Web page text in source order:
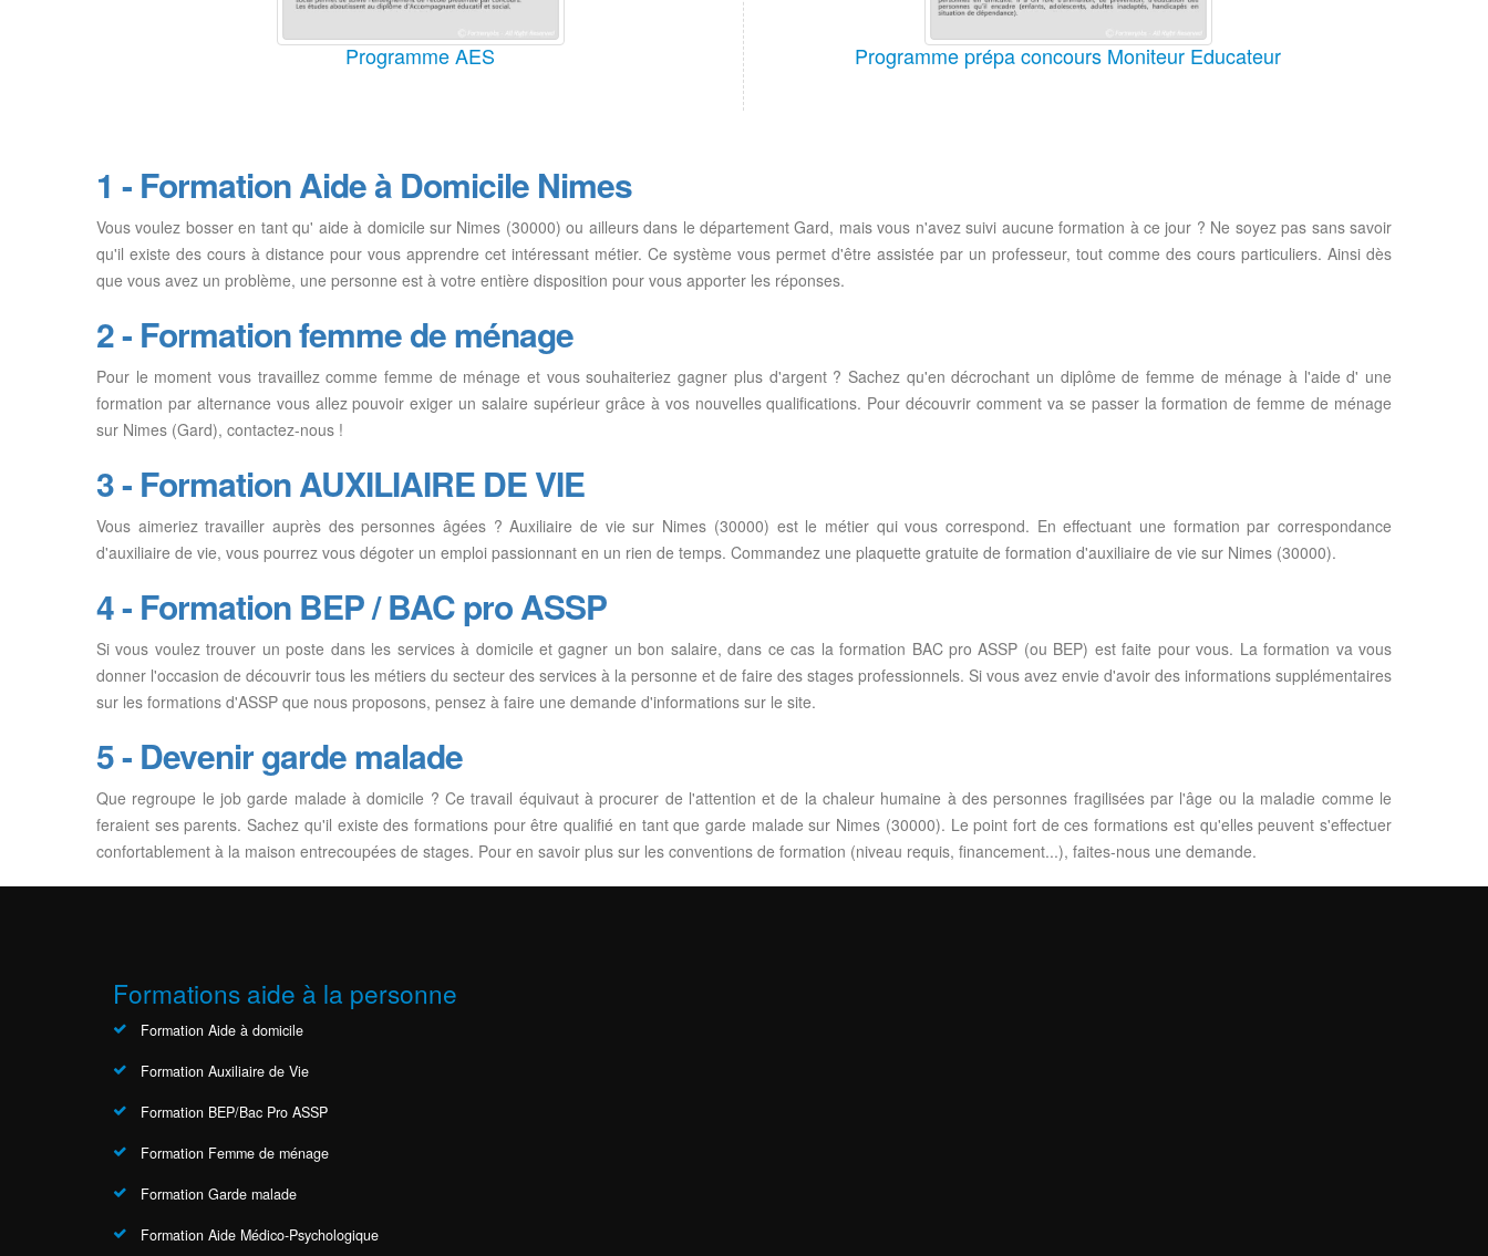
Programme AES Programme prépa concours Moniteur Educateur
1 - Formation Aide à Domicile Nimes
Vous voulez bosser en tant qu' aide à domicile sur Nimes (30000) ou ailleurs dans le département Gard, mais vous n'avez suivi aucune formation à ce jour ? Ne soyez pas sans savoir
qu'il existe des cours à distance pour vous apprendre cet intéressant métier. Ce système vous permet d'être assistée par un professeur, tout comme des cours particuliers. Ainsi dès
que vous avez un problème, une personne est à votre entière disposition pour vous apporter les réponses.
2 - Formation femme de ménage
Pour le moment vous travaillez comme femme de ménage et vous souhaiteriez gagner plus d'argent ? Sachez qu'en décrochant un diplôme de femme de ménage à l'aide d' une
formation par alternance vous allez pouvoir exiger un salaire supérieur grâce à vos nouvelles qualifications. Pour découvrir comment va se passer la formation de femme de ménage
sur Nimes (Gard), contactez-nous !
3 - Formation AUXILIAIRE DE VIE
Vous aimeriez travailler auprès des personnes âgées ? Auxiliaire de vie sur Nimes (30000) est le métier qui vous correspond. En effectuant une formation par correspondance
d'auxiliaire de vie, vous pourrez vous dégoter un emploi passionnant en un rien de temps. Commandez une plaquette gratuite de formation d'auxiliaire de vie sur Nimes (30000).
4 - Formation BEP / BAC pro ASSP
Si vous voulez trouver un poste dans les services à domicile et gagner un bon salaire, dans ce cas la formation BAC pro ASSP (ou BEP) est faite pour vous. La formation va vous
donner l'occasion de découvrir tous les métiers du secteur des services à la personne et de faire des stages professionnels. Si vous avez envie d'avoir des informations supplémentaires
sur les formations d'ASSP que nous proposons, pensez à faire une demande d'informations sur le site.
5 - Devenir garde malade
Que regroupe le job garde malade à domicile ? Ce travail équivaut à procurer de l'attention et de la chaleur humaine à des personnes fragilisées par l'âge ou la maladie comme le
feraient ses parents. Sachez qu'il existe des formations pour être qualifié en tant que garde malade sur Nimes (30000). Le point fort de ces formations est qu'elles peuvent s'effectuer
confortablement à la maison entrecoupées de stages. Pour en savoir plus sur les conventions de formation (niveau requis, financement...), faites-nous une demande.
Formations aide à la personne
Formation Aide à domicile
Formation Auxiliaire de Vie
Formation BEP/Bac Pro ASSP
Formation Femme de ménage
Formation Garde malade
Formation Aide Médico-Psychologique